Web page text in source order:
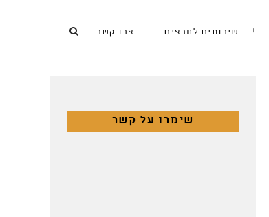
שירותים למרצים צרו קשר
שימרו על קשר